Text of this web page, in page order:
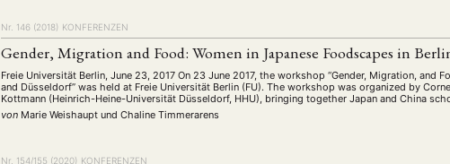
Nr. 146 (2018) KONFERENZEN
Gender, Migration and Food: Women in Japanese Foodscapes in
Freie Universität Berlin, June 23, 2017 On 23 June 2017, the workshop “Gender, Migration, and
and Düsseldorf” was held at Freie Universität Berlin (FU). The workshop was organized by
Kottmann (Heinrich-Heine-Universität Düsseldorf, HHU), bringing together Japan and China
von Marie Weishauptund Chaline Timmerarens
Nr. 154/155 (2020) KONFERENZEN